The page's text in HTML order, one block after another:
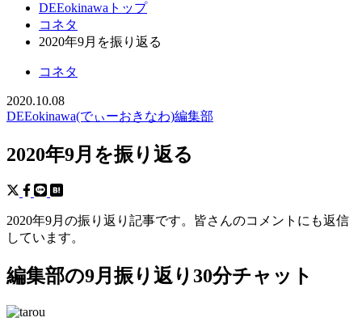
DEEokinawaトップ
コネタ
2020年9月を振り返る
コネタ
2020.10.08
DEEokinawa(でぃーおきなわ)編集部
2020年9月を振り返る
2020年9月の振り返り記事です。皆さんのコメントにも返信
しています。
編集部の9月振り返り30分チャット